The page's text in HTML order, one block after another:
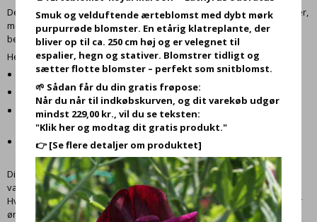
Denne kategori henvender sig til dig, der er leder, selvstændig, healer,
mentor eller spirituel entreprenør – og som ønsker at træffe
beslutninger med både hjerte og strategi.
Her finder du orakelkortsæt, der:
Skaber forbindelse mellem det intuitive og det praktiske
Støtter dig i strategisk planlægning med spirituel indsigt
Hjælper dig med at skabe balance mellem økonomisk velstand og
personlig integritet
Understøtter personligt lederskab og energiarbejde i din
virksomhed
Disse kortsæt er ikke kun smukt designede, men fungerer også som
værktøjer i din hverdag, når du har brug for overblik, ro og retning.
Hvad enten du står over for store beslutninger i din virksomhed eller
ønsker klarhed
Smuk og velduftende ærteblomst med dybt mørk
purpurrøde blomster. En etårig klatreplante, der
bliver op til ca. 250 cm høj og er velegnet til
espalier, hegn og stativer. Blomstrer tidligt og
sætter flotte blomster – perfekt som snitblomst.
🌱 Sådan får du din gratis frøpose:
Når du når til indkøbskurven, og dit varekøb udgør
mindst 229,00 kr., vil du se teksten:
"Klik her og modtag dit gratis produkt."
👉[Se flere detaljer om produktet]